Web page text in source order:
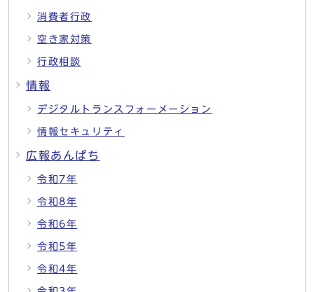
消費者行政
空き家対策
行政相談
情報
デジタルトランスフォーメーション
情報セキュリティ
広報あんぱち
令和7年
令和8年
令和6年
令和5年
令和4年